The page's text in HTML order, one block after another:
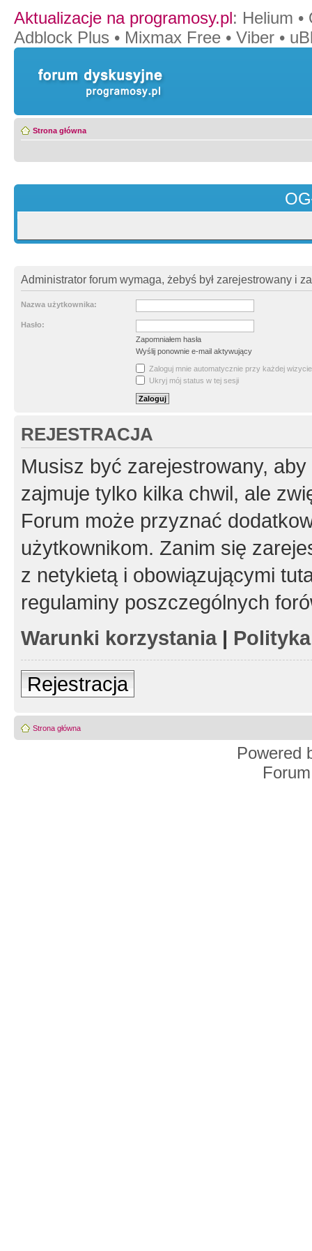
Aktualizacje na programosy.pl: Helium •
Adblock Plus • Mixmax Free • Viber •
Strona główna
Administrator forum wymaga, żebyś był zarejestrowany i
Nazwa użytkownika:
Hasło:
Zapomniałem hasła
Wyślij ponownie e-mail aktywujący
Zaloguj mnie automatycznie przy każdej wizycie
Ukryj mój status w tej sesji
REJESTRACJA
Musisz być zarejestrowany,
zajmuje tylko kilka chwil, ale
Forum może przyznać
użytkownikom. Zanim się
z netykietą i obowiązującymi
regulaminy poszczególnych
Warunki korzystania|
Rejestracja
Strona główna
Powered